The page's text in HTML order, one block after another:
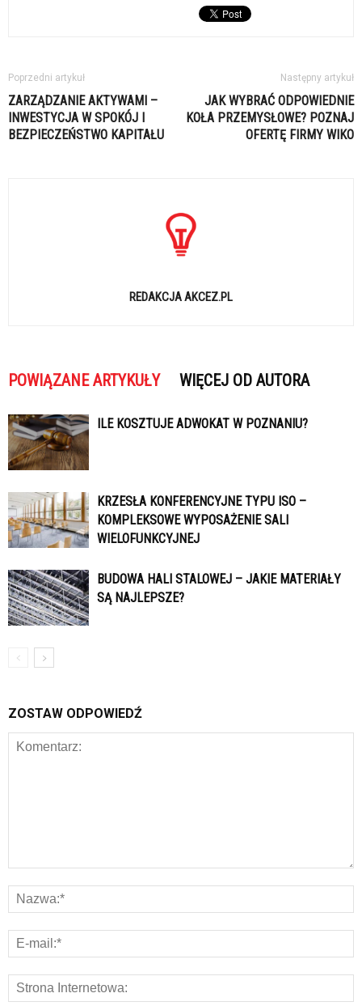
Poprzedni artykuł
ZARZĄDZANIE AKTYWAMI –
INWESTYCJA W SPOKÓJ I
BEZPIECZEŃSTWO KAPITAŁU
Następny artykuł
JAK WYBRAĆ ODPOWIEDNIE
KOŁA PRZEMYSŁOWE? POZNAJ
OFERTĘ FIRMY WIKO
REDAKCJA AKCEZ.PL
POWIĄZANE ARTYKUŁY WIĘCEJ OD AUTORA
ILE KOSZTUJE ADWOKAT W POZNANIU?
KRZESŁA KONFERENCYJNE TYPU ISO –
KOMPLEKSOWE WYPOSAŻENIE SALI
WIELOFUNKCYJNEJ
BUDOWA HALI STALOWEJ – JAKIE MATERIAŁY
SĄ NAJLEPSZE?
ZOSTAW ODPOWIEDŹ